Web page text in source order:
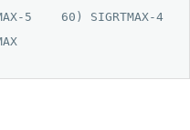
5    60) SIGRTMAX-4